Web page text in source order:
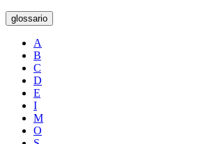
glossario
A
B
C
D
E
I
M
O